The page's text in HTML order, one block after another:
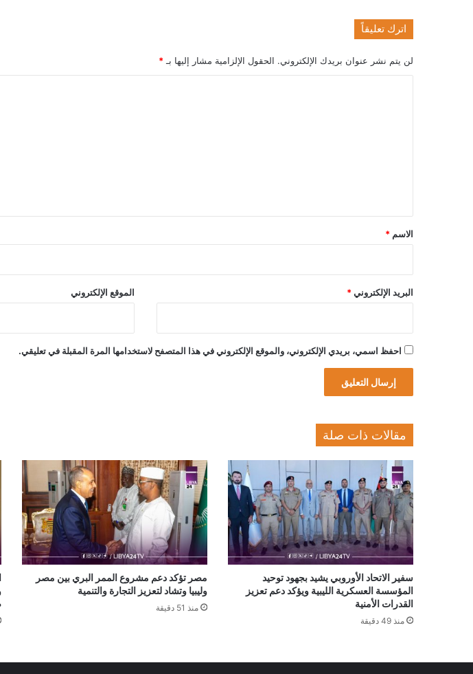
اترك تعليقاً
لن يتم نشر عنوان بريدك الإلكتروني. الحقول الإلزامية مشار إليها بـ *
*
الاسم *
البريد الإلكتروني * الموقع الإلكتروني
احفظ اسمي، بريدي الإلكتروني، والموقع الإلكتروني في هذا المتصفح لاستخدامها المرة المقبلة في تعليقي.
مقالات ذات صلة
سفير الاتحاد الأوروبي يشيد بجهود توحيد
المؤسسة العسكرية الليبية ويؤكد دعم تعزيز
القدرات الأمنية
منذ 49 دقيقة
مصر تؤكد دعم مشروع الممر البري بين مصر
وليبيا وتشاد لتعزيز التجارة والتنمية
منذ 51 دقيقة